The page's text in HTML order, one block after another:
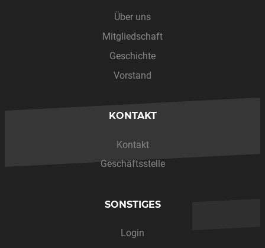
Über uns
Mitgliedschaft
Geschichte
Vorstand
KONTAKT
Kontakt
Geschäftsstelle
SONSTIGES
Login